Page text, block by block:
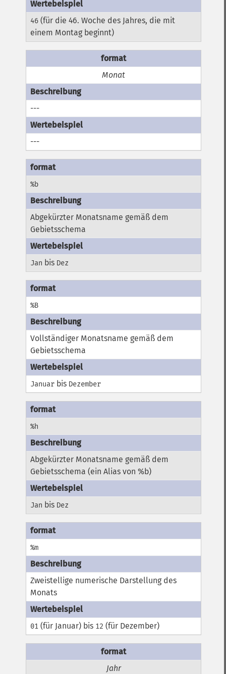
46 (für die 46. Woche des Jahres, die mit
einem Montag beginnt)
Monat
---
---
%b
Abgekürzter Monatsname gemäß dem
Gebietsschema
Jan bis Dez
%B
Vollständiger Monatsname gemäß dem
Gebietsschema
Januar bis Dezember
%h
Abgekürzter Monatsname gemäß dem
Gebietsschema (ein Alias von %b)
Jan bis Dez
%m
Zweistellige numerische Darstellung des
Monats
01 (für Januar) bis 12 (für Dezember)
Jahr